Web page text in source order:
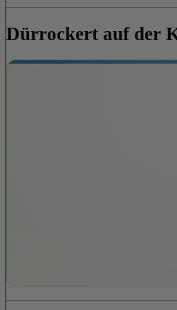
Dürrockert auf der